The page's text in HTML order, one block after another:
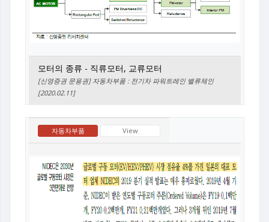
모터의 종류 - 직류모터, 교류모터
[신영증권 문용권] 자동차부품 : 전기차 파워트레인 밸류체인
[2020.02.11]
자동차부품 View